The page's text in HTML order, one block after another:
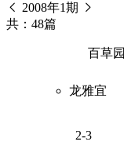
2008年1期
共：48篇
百草园
龙雅宜
2-3